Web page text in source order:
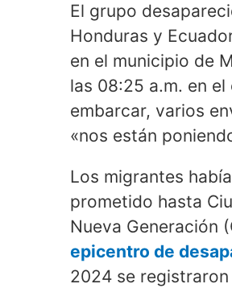
El grupo
Honduras y
en el municipio de
las 08:25 a.m. en
embarcar, varios
«nos están
Los migrantes
prometido hasta
Nueva Generación
epicentro de
2024 se